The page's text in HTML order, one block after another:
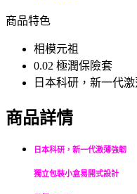
商品特色
相模元祖
0.02 極潤保險套
日本科研，新一代
商品詳情
日本科研，新一代激薄強韌
獨立包裝小盒易開式設計